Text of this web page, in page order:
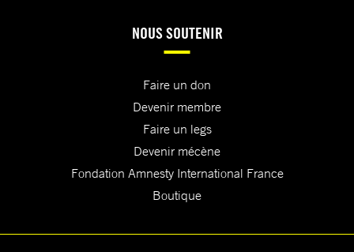
NOUS SOUTENIR
Faire un don
Devenir membre
Faire un legs
Devenir mécène
Fondation Amnesty International France
Boutique